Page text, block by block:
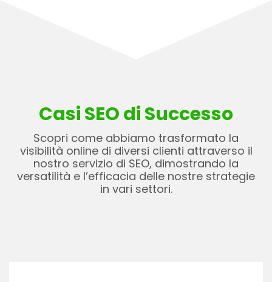
Casi SEO di Successo
Scopri come abbiamo trasformato la
visibilità online di diversi clienti attraverso il
nostro servizio di SEO, dimostrando la
versatilità e l’efficacia delle nostre strategie
in vari settori.